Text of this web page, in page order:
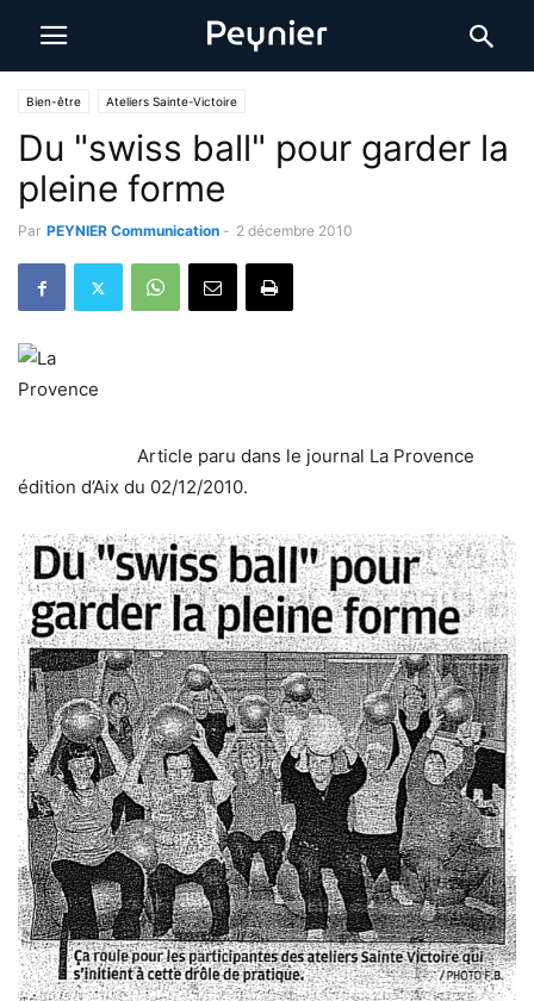
Bien-être Ateliers Sainte-Victoire
Du "swiss ball" pour garder la
pleine forme
Par PEYNIER Communication - 2 décembre 2010
Article paru dans le journal La Provence
édition d’Aix du 02/12/2010.